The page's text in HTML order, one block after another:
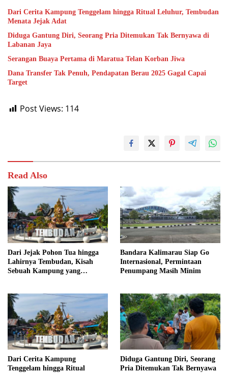
Dari Cerita Kampung Tenggelam hingga Ritual Leluhur, Tembudan
Menata Jejak Adat
Diduga Gantung Diri, Seorang Pria Ditemukan Tak Bernyawa di
Labanan Jaya
Serangan Buaya Pertama di Maratua Telan Korban Jiwa
Dana Transfer Tak Penuh, Pendapatan Berau 2025 Gagal Capai
Target
Post Views: 114
Read Also
Dari Jejak Pohon Tua hingga
Lahirnya Tembudan, Kisah
Sebuah Kampung yang
Bandara Kalimarau Siap Go
Internasional, Permintaan
Penumpang Masih Minim
Dari Cerita Kampung
Tenggelam hingga Ritual
Diduga Gantung Diri, Seorang
Pria Ditemukan Tak Bernyawa